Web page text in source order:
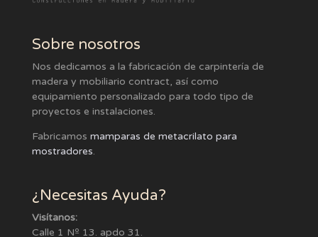
Sobre nosotros
Nos dedicamos a la fabricación de carpintería de
madera y mobiliario contract, así como
equipamiento personalizado para todo tipo de
proyectos e instalaciones.
Fabricamos mamparas de metacrilato para
mostradores.
¿Necesitas Ayuda?
Visítanos:
Calle 1 Nº 13. apdo 31.